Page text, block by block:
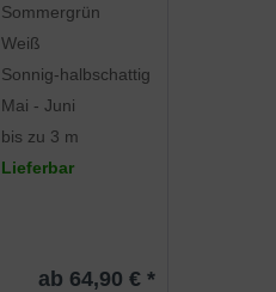
Sommergrün
Weiß
Sonnig-halbschattig
Mai - Juni
bis zu 3 m
Lieferbar
ab 64,90 € *